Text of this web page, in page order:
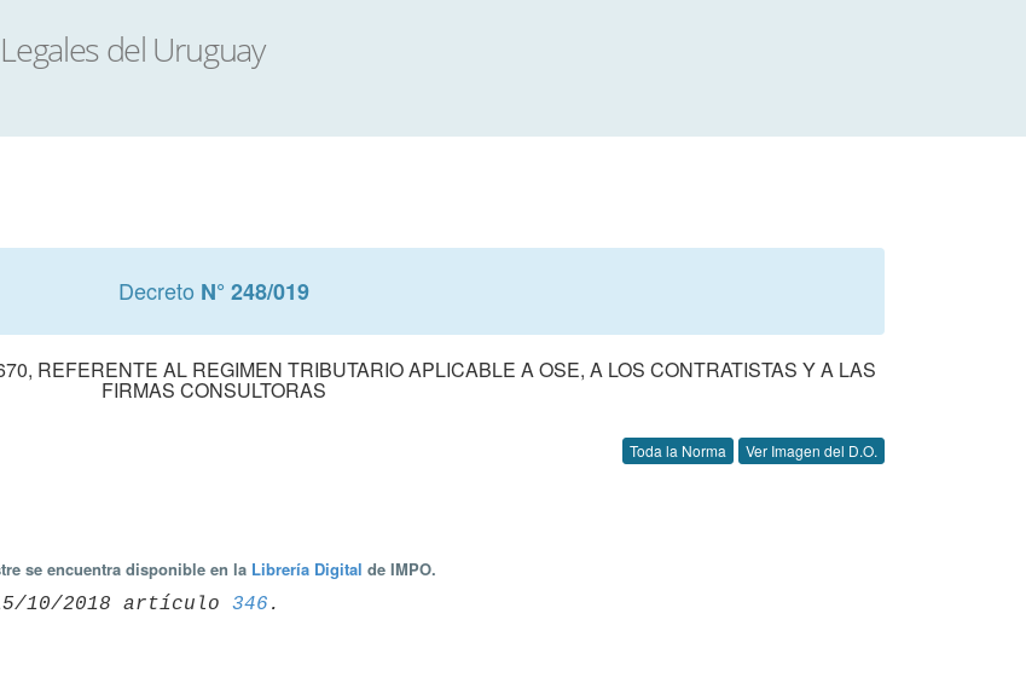
Decreto N° 248/019
REFERENTE AL REGIMEN TRIBUTARIO APLICABLE A OSE, A LOS CONTRATISTAS Y A LAS
FIRMAS CONSULTORAS
Toda la Norma Ver Imagen del D.O.
se encuentra disponible en la Librería Digital de IMPO.
10/2018 artículo 346